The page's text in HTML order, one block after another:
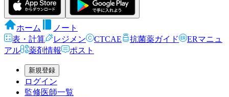
ホーム
ノート
表・計算
レジメン CTCAE 抗菌薬ガイド
ERマニュ
アル
薬剤情報 ポスト
新規登録
ログイン
監修医師一覧